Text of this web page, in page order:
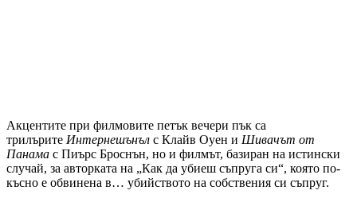
Акцентите при филмовите петък вечери пък са
трилърите Интернешънъл с Клайв Оуен и Шивачът от
Панама с Пиърс Броснън, но и филмът, базиран на истински
случай, за авторката на „Как да убиеш съпруга си“, която по-
късно е обвинена в… убийството на собствения си съпруг.